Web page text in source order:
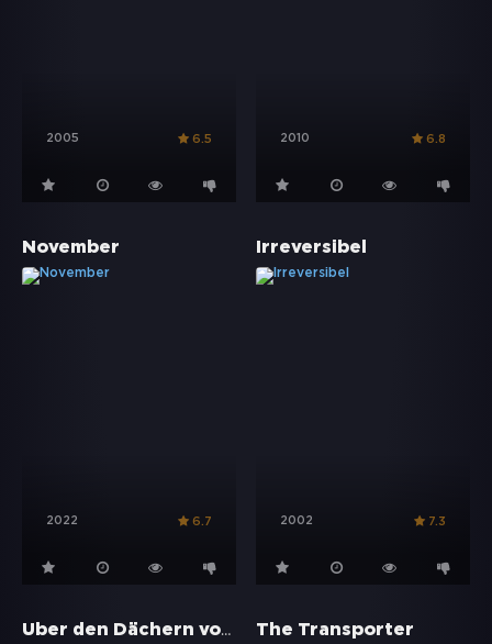
2005 6.5 2010 6.8
November
2022 6.7
Irreversibel
2002 7.3
Über den Dächern von Nizza The Transporter